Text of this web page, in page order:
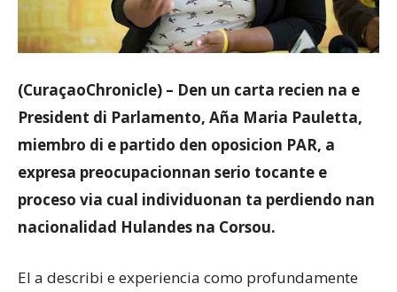
(CuraçaoChronicle) – Den un carta recien na e
President di Parlamento, Aña Maria Pauletta,
miembro di e partido den oposicion PAR, a
expresa preocupacionnan serio tocante e
proceso via cual individuonan ta perdiendo nan
nacionalidad Hulandes na Corsou.
El a describi e experiencia como profundamente